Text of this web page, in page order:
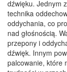
dźwięku. Jednym
technika
oddychania, co
nad głośnością.
przepony i
dźwięk. Innym
palcowanie, które